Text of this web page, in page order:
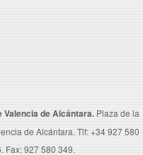
Valencia de Alcántara. Plaza de la
de Alcántara. Tlf: +34 927 580
Fax: 927 580 349.